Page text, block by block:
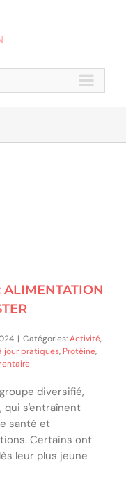
| Catégories:Activité,
jour pratiques, Protéine,
diversifié,
qui s'entraînent
santé et
Certains ont
leur plus jeune